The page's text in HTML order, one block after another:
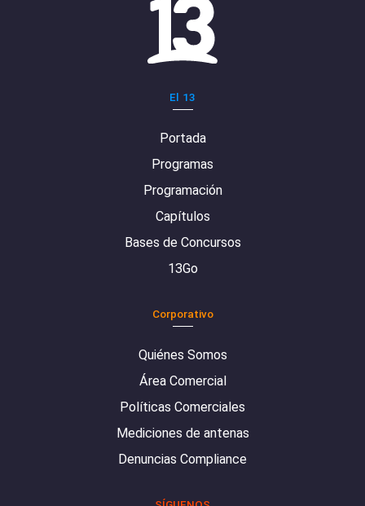
El 13
Portada
Programas
Programación
Capítulos
Bases de Concursos
13Go
Corporativo
Quiénes Somos
Área Comercial
Políticas Comerciales
Mediciones de antenas
Denuncias Compliance